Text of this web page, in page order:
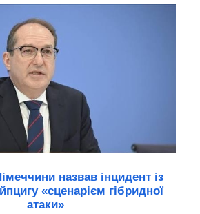
назвав інцидент із
«сценарієм гібридної
атаки»